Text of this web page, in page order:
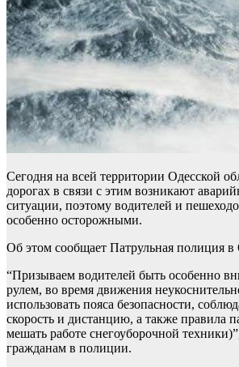
Сегодня на всей территории Одесской
дорогах в связи с этим возникают
ситуации, поэтому водителей и
особенно осторожными.
Об этом сообщает Патрульная полиция в
“Призываем водителей быть особенно
рулем, во время движения
использовать пояса безопасности,
скорость и дистанцию, а также правила
мешать работе снегоуборочной
гражданам в полиции.